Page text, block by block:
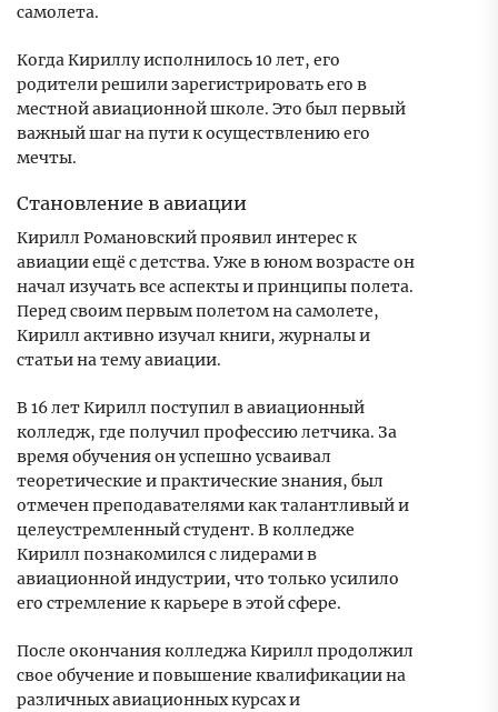
самолета.
Когда Кириллу исполнилось 10 лет, его
родители решили зарегистрировать его в
местной авиационной школе. Это был первый
важный шаг на пути к осуществлению его
мечты.
Становление в авиации
Кирилл Романовский проявил интерес к
авиации ещё с детства. Уже в юном возрасте он
начал изучать все аспекты и принципы полета.
Перед своим первым полетом на самолете,
Кирилл активно изучал книги, журналы и
статьи на тему авиации.
В 16 лет Кирилл поступил в авиационный
колледж, где получил профессию летчика. За
время обучения он успешно усваивал
теоретические и практические знания, был
отмечен преподавателями как талантливый и
целеустремленный студент. В колледже
Кирилл познакомился с лидерами в
авиационной индустрии, что только усилило
его стремление к карьере в этой сфере.
После окончания колледжа Кирилл продолжил
свое обучение и повышение квалификации на
различных авиационных курсах и